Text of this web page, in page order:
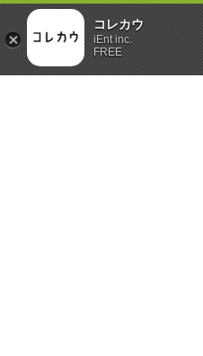
コレカウ
iEnt inc.
FREE